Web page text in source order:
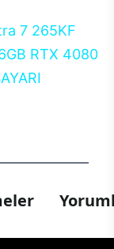
7 265KF
RTX 4080